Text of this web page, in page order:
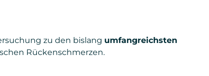
zu den bislang umfangreichsten
Rückenschmerzen.